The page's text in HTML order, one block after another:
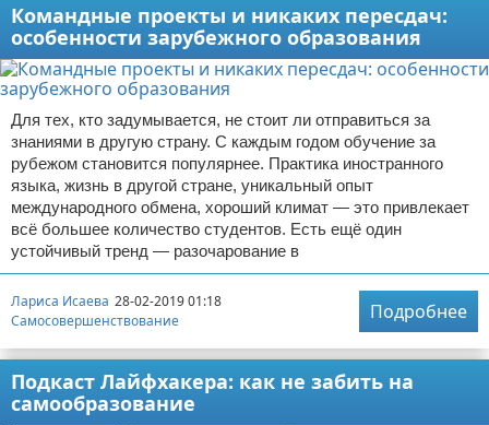
Командные проекты и никаких пересдач:
особенности зарубежного образования
Для тех, кто задумывается, не стоит ли отправиться за
знаниями в другую страну. С каждым годом обучение за
рубежом становится популярнее. Практика иностранного
языка, жизнь в другой стране, уникальный опыт
международного обмена, хороший климат — это привлекает
всё большее количество студентов. Есть ещё один
устойчивый тренд — разочарование в
Лариса Исаева 28-02-2019 01:18
Самосовершенствование
Подробнее
Подкаст Лайфхакера: как не забить на
самообразование